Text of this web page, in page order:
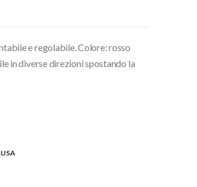
e regolabile. Colore: rosso
in diverse direzioni spostando la